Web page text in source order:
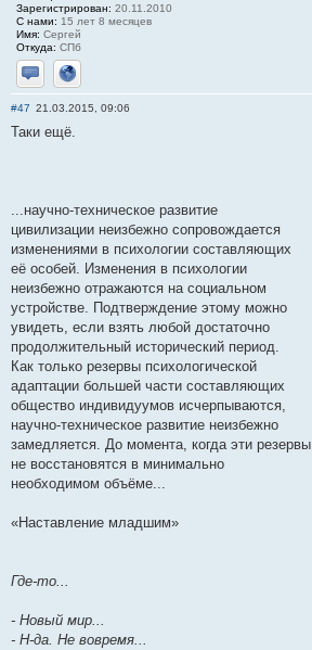
Зарегистрирован: 20.11.2010
С нами: 15 лет 8 месяцев
Имя: Сергей
Откуда: СПб
Отправить личное сообщение
Сайт
#47 21.03.2015, 09:06
Таки ещё.
...научно-техническое развитие
цивилизации неизбежно сопровождается
изменениями в психологии составляющих
её особей. Изменения в психологии
неизбежно отражаются на социальном
устройстве. Подтверждение этому можно
увидеть, если взять любой достаточно
продолжительный исторический период.
Как только резервы психологической
адаптации большей части составляющих
общество индивидуумов исчерпываются,
научно-техническое развитие неизбежно
замедляется. До момента, когда эти резервы
не восстановятся в минимально
необходимом объёме...
«Наставление младшим»
Где-то...
- Новый мир...
- Н-да. Не вовремя...